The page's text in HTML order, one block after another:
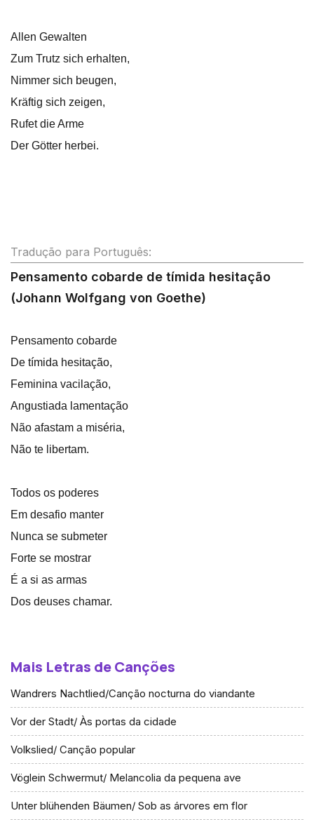
Allen Gewalten
Zum Trutz sich erhalten,
Nimmer sich beugen,
Kräftig sich zeigen,
Rufet die Arme
Der Götter herbei.
Tradução para Português:
Pensamento cobarde de tímida hesitação
(Johann Wolfgang von Goethe)
Pensamento cobarde
De tímida hesitação,
Feminina vacilação,
Angustiada lamentação
Não afastam a miséria,
Não te libertam.
Todos os poderes
Em desafio manter
Nunca se submeter
Forte se mostrar
É a si as armas
Dos deuses chamar.
Mais Letras de Canções
Wandrers Nachtlied/Canção nocturna do viandante
Vor der Stadt/ Às portas da cidade
Volkslied/ Canção popular
Vöglein Schwermut/ Melancolia da pequena ave
Unter blühenden Bäumen/ Sob as árvores em flor